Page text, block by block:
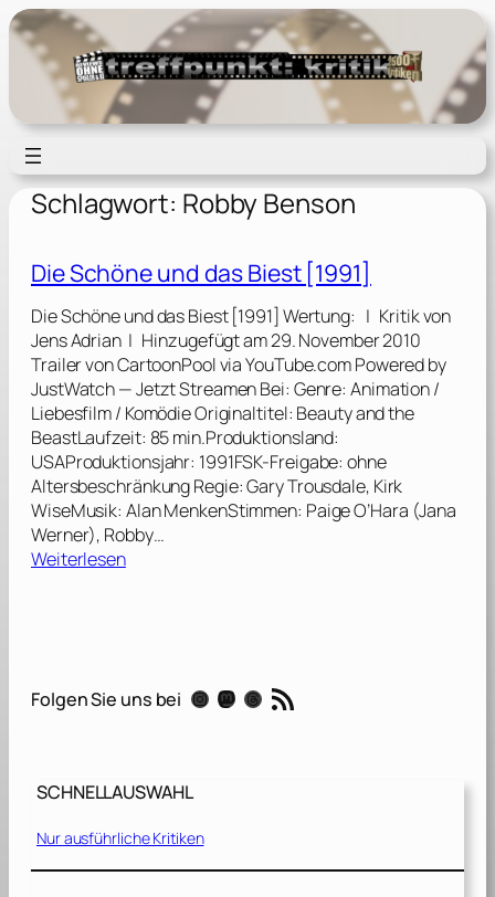
Zum
Inhalt
springen
Schlagwort: Robby Benson
Die Schöne und das Biest [1991]
Die Schöne und das Biest [1991] Wertung: | Kritik von
Jens Adrian | Hinzugefügt am 29. November 2010
Trailer von CartoonPool via YouTube.com Powered by
JustWatch — Jetzt Streamen Bei: Genre: Animation /
Liebesfilm / Komödie Originaltitel: Beauty and the
BeastLaufzeit: 85 min.Produktionsland:
USAProduktionsjahr: 1991FSK-Freigabe: ohne
Altersbeschränkung Regie: Gary Trousdale, Kirk
WiseMusik: Alan MenkenStimmen: Paige O’Hara (Jana
Werner), Robby…
Weiterlesen:
h
u
d
d
Folgen Sie uns bei Instagram Mastodon Threads RSS-Feed
SCHNELLAUSWAHL
Nur ausführliche Kritiken